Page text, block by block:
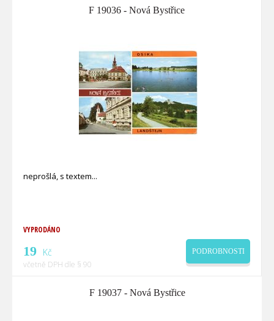
F 19036 - Nová Bystřice
neprošlá, s textem
VYPRODÁNO
19 Kč
včetně DPH dle § 90
PODROBNOSTI
F 19037 - Nová Bystřice